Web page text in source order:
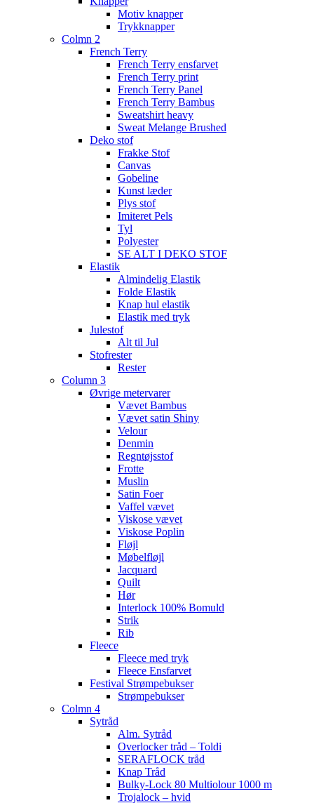
Motiv knapper
Trykknapper
Colmn 2
French Terry
French Terry ensfarvet
French Terry print
French Terry Panel
French Terry Bambus
Sweatshirt heavy
Sweat Melange Brushed
Deko stof
Frakke Stof
Canvas
Gobeline
Kunst læder
Plys stof
Imiteret Pels
Tyl
Polyester
SE ALT I DEKO STOF
Elastik
Almindelig Elastik
Folde Elastik
Knap hul elastik
Elastik med tryk
Julestof
Alt til Jul
Stofrester
Rester
Column 3
Øvrige metervarer
Vævet Bambus
Vævet satin Shiny
Velour
Denmin
Regntøjsstof
Frotte
Muslin
Satin Foer
Vaffel vævet
Viskose vævet
Viskose Poplin
Fløjl
Møbelfløjl
Jacquard
Quilt
Hør
Interlock 100% Bomuld
Strik
Rib
Fleece
Fleece med tryk
Fleece Ensfarvet
Festival Strømpebukser
Strømpebukser
Colmn 4
Sytråd
Alm. Sytråd
Overlocker tråd – Toldi
SERAFLOCK tråd
Knap Tråd
Bulky-Lock 80 Multiolour 1000 m
Trojalock – hvid